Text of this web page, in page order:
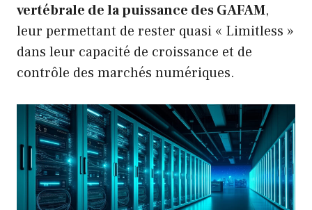
vertébrale de la puissance des GAFAM,
leur permettant de rester quasi « Limitless »
dans leur capacité de croissance et de
contrôle des marchés numériques.